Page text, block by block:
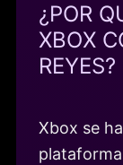
¿POR
XBOX
REYES?
Xbox se